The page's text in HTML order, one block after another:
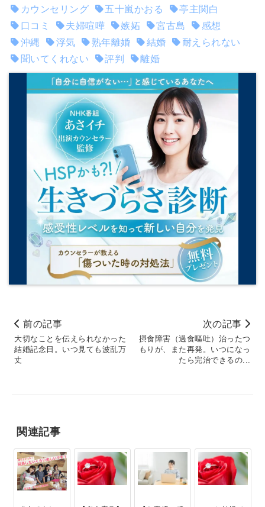
カウンセリング
五十嵐かおる
亭主関白
口コミ
夫婦喧嘩 嫉妬 宮古島
感想
沖縄
浮気 熟年離婚 結婚
耐えられない
聞いてくれない
評判 離婚
前の記事
大切なことを伝えられなかった
結婚記念日。いつ見ても波乱万
丈
次の記事
摂食障害（過食嘔吐）治ったつ
もりが、また再発。いつになっ
たら完治できるの...
関連記事